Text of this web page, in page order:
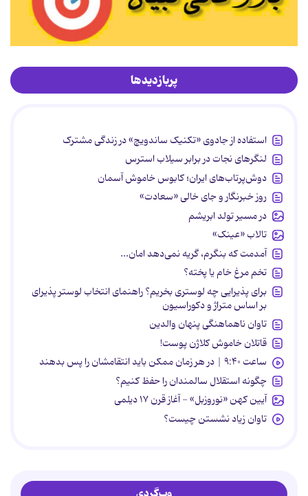
پربازدیدها
استفاده از جادوی «تکنیک ساندویچ» در زندگی مشترک
لنگرهای نجات در برابر سیلاب استرس
دوش‌پرتاب‌های ایران؛ کابوس خاموش آسمان
روز خبرنگار و جای خالی «سعادت»
در مسیر تولد ابریشم
تالاب «عینک»
آمدمت که بنگرم، گریه نمی‌دهد امان...
تخم مرغ خام یا پخته؟
برای پذیرایی چه لوستری بخریم؟ راهنمای انتخاب لوستر پذیرای
بر اساس متراژ و دکوراسیون
تاوان ناهماهنگی پنهان والدین
قاتلان خاموش کلاژن پوست!
ساعت ۹:۴۰ | در هر زمان ممکن باید انتقامشان را پس بدهند
چگونه استقلال سالمندان را حفظ کنیم؟
آیین کهن «نوروزبل» - آغاز قرن ۱۷ دیلمی
تاوان زیاد نشستن چیست؟